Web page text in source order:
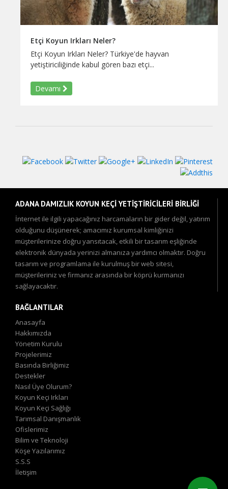
Etçi Koyun Irkları Neler?
Etçi Koyun Irkları Neler? Türkiye'de hayvan
yetiştiriciliğinde kabul gören bazı etçi...
Devamı
ADANA DAMIZLIK KOYUN KEÇİ YETİŞTİRİCİLERİ BİRLİĞİ
İnternet ile ilgili yapacağınız harcamaların bir gider değil, yatırım
olduğunu düşünerek; amacımız kurumsal kimliğinizi
müşterilerinize doğru yansıtacak, etkili bir tasarım eşliğinde
elektronik dünyada yerinizi almanıza yardımcı olmaktır. Doğru
tasarım ve programlama ile kurulmuş bir web sitesi,
müşterileriniz ve firmanız arasında bir köprü kurmanızı
sağlayacaktır.
BAĞLANTILAR
Anasayfa
Hakkımızda
Yönetim Kurulu
Projelerimiz
Basında Birliğimiz
Destekler
Nasıl Üye Olurum?
Koyun Keçi Irkları
Koyun Keçi Sağlığı
Tarımsal Danışmanlık
Ofislerimiz
Bilim ve Teknoloji
Köşe Yazılarımız
S.S.S
İletişim